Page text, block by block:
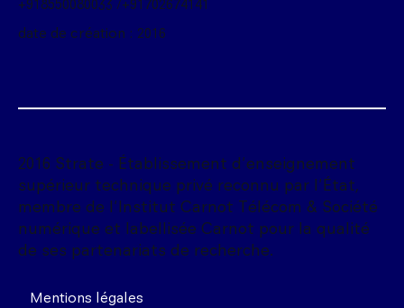
2016 Strate - Établissement d'enseignement
supérieur technique privé reconnu par l'État,
membre de l'Institut Carnot Télécom & Société
numérique et labellisée Carnot pour la qualité
de ses partenariats de recherche.
Mentions légales
+918550080033 /+91702674141
date de création : 2016